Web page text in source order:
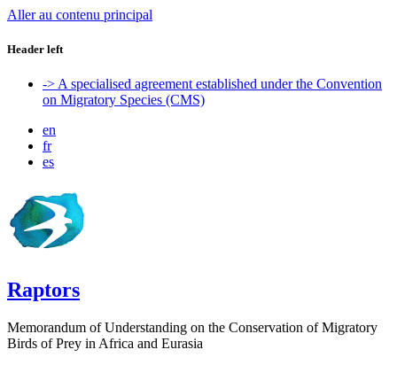
Aller au contenu principal
Header left
-> A specialised agreement established under the Convention
on Migratory Species (CMS)
en
fr
es
Raptors
Memorandum of Understanding on the Conservation of Migratory
Birds of Prey in Africa and Eurasia